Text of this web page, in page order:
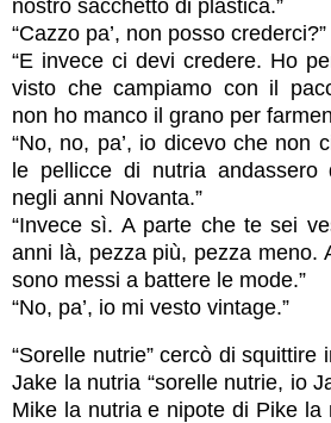
nostro sacchetto di plastica.”
“Cazzo pa’, non posso crederci?”
“E invece ci devi credere. Ho
visto che campiamo con il
non ho manco il grano per
“No, no, pa’, io dicevo che non
le pellicce di nutria andassero
negli anni Novanta.”
“Invece sì. A parte che te sei
anni là, pezza più, pezza meno.
sono messi a battere le mode.”
“No, pa’, io mi vesto vintage.”
“Sorelle nutrie” cercò di squittire
Jake la nutria “sorelle nutrie, io
Mike la nutria e nipote di Pike la